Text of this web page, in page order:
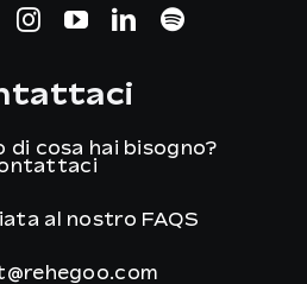
di cosa hai bisogno?
al nostro FAQS